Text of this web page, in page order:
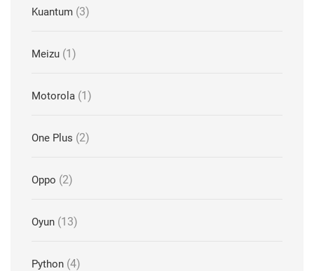
Kuantum (3)
Meizu (1)
Motorola (1)
One Plus (2)
Oppo (2)
Oyun (13)
Python (4)